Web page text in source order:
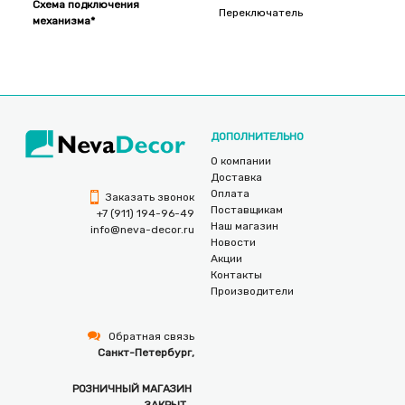
Схема подключения
механизма*
Переключатель
Заказать звонок
+7 (911) 194-96-49
info@neva-decor.ru
Обратная связь
Санкт-Петербург,
РОЗНИЧНЫЙ МАГАЗИН
ДОПОЛНИТЕЛЬНО
О компании
Доставка
Оплата
Поставщикам
Наш магазин
Новости
Акции
Контакты
Производители